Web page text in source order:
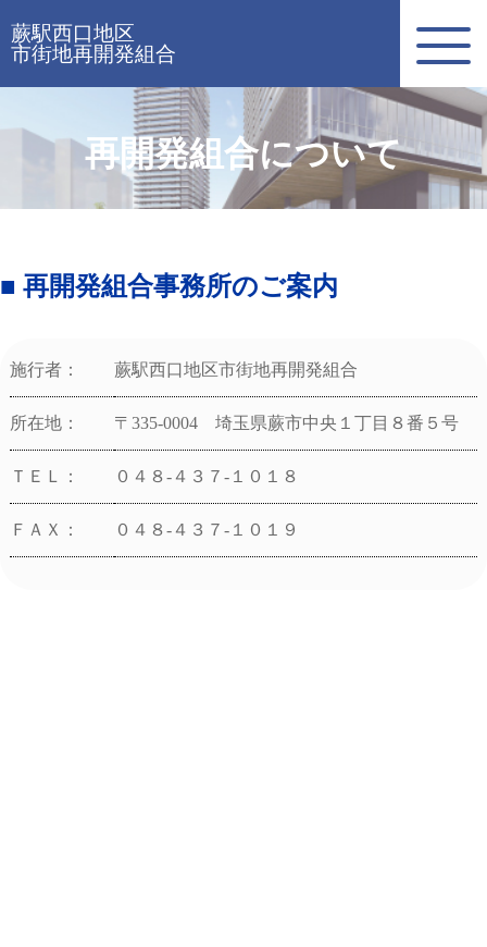
蕨駅西口地区
市街地再開発組合
再開発組合について
■ 再開発組合事務所のご案内
施行者： 蕨駅西口地区市街地再開発組合
所在地： 〒335-0004 埼玉県蕨市中央１丁目８番５号
ＴＥＬ： ０４８-４３７-１０１８
ＦＡＸ： ０４８-４３７-１０１９